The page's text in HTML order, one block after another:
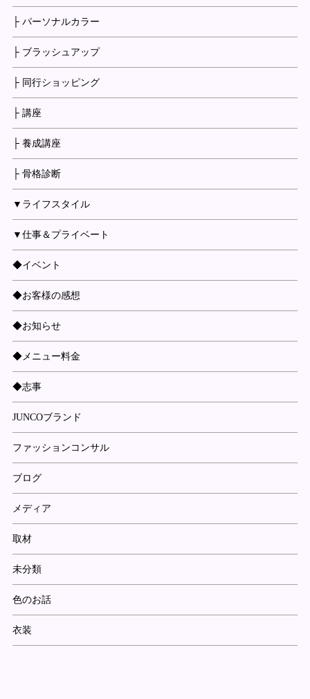
├ パーソナルカラー
├ ブラッシュアップ
├ 同行ショッピング
├ 講座
├ 養成講座
├ 骨格診断
▼ライフスタイル
▼仕事＆プライベート
◆イベント
◆お客様の感想
◆お知らせ
◆メニュー料金
◆志事
JUNCOブランド
ファッションコンサル
ブログ
メディア
取材
未分類
色のお話
衣装